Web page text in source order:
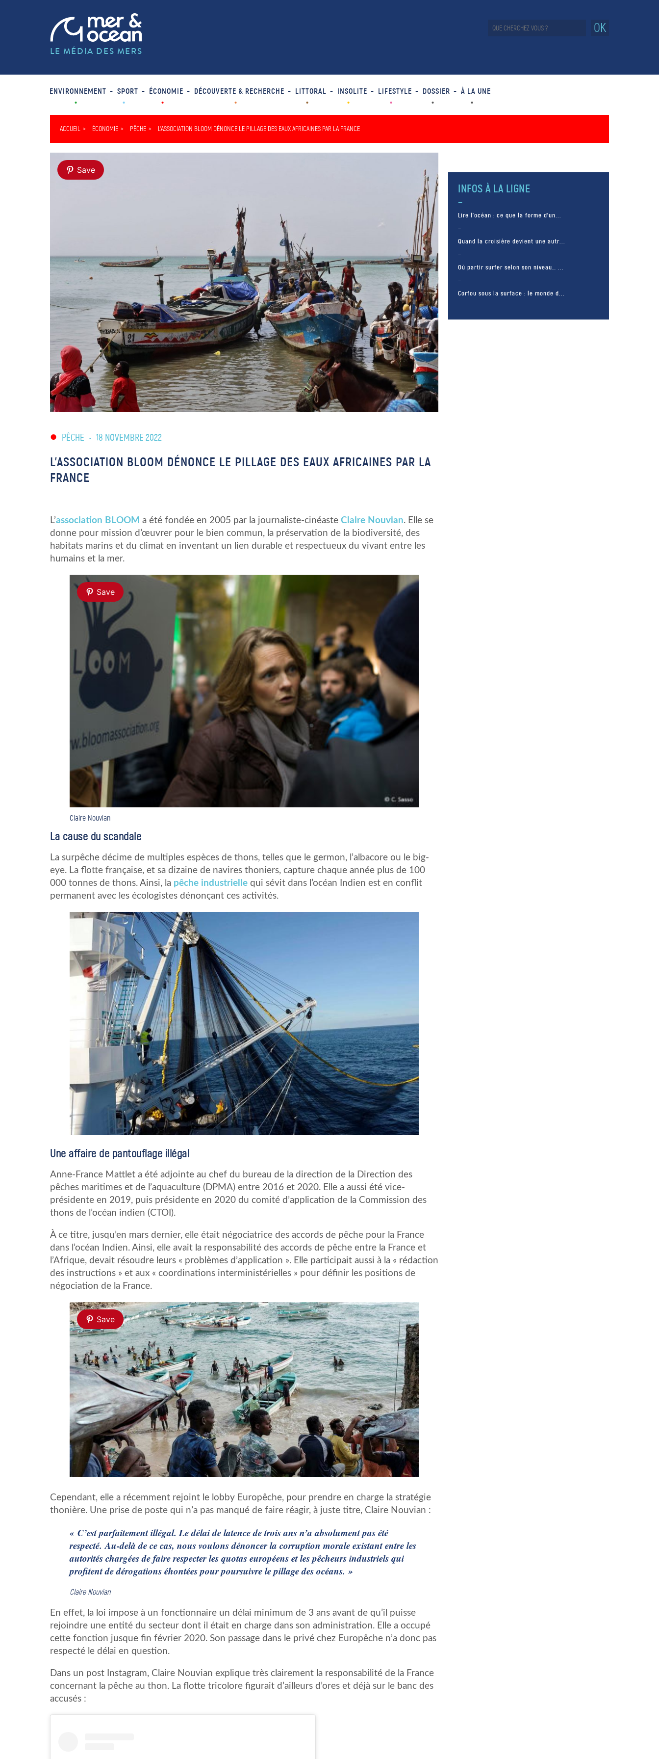
LE MÉDIA DES MERS
OK
ENVIRONNEMENT SPORT ÉCONOMIE DÉCOUVERTE & RECHERCHE LITTORAL INSOLITE LIFESTYLE DOSSIER À LA UNE
ACCUEIL ÉCONOMIE PÊCHE L’ASSOCIATION BLOOM DÉNONCE LE PILLAGE DES EAUX AFRICAINES PAR LA FRANCE
Save
PÊCHE • 18 NOVEMBRE 2022
L’ASSOCIATION BLOOM DÉNONCE LE PILLAGE DES EAUX AFRICAINES PAR LA
FRANCE
L’association BLOOM a été fondée en 2005 par la journaliste-cinéaste Claire Nouvian. Elle se
donne pour mission d’œuvrer pour le bien commun, la préservation de la biodiversité, des
habitats marins et du climat en inventant un lien durable et respectueux du vivant entre les
humains et la mer.
Save
Claire Nouvian
La cause du scandale
La surpêche décime de multiples espèces de thons, telles que le germon, l’albacore ou le big-
eye. La flotte française, et sa dizaine de navires thoniers, capture chaque année plus de 100
000 tonnes de thons. Ainsi, la pêche industrielle qui sévit dans l’océan Indien est en conflit
permanent avec les écologistes dénonçant ces activités.
Une affaire de pantouflage illégal
Anne-France Mattlet a été adjointe au chef du bureau de la direction de la Direction des
pêches maritimes et de l’aquaculture (DPMA) entre 2016 et 2020. Elle a aussi été vice-
présidente en 2019, puis présidente en 2020 du comité d’application de la Commission des
thons de l’océan indien (CTOI).
À ce titre, jusqu’en mars dernier, elle était négociatrice des accords de pêche pour la France
dans l’océan Indien. Ainsi, elle avait la responsabilité des accords de pêche entre la France et
l’Afrique, devait résoudre leurs « problèmes d’application ». Elle participait aussi à la « rédaction
des instructions » et aux « coordinations interministérielles » pour définir les positions de
négociation de la France.
Save
Cependant, elle a récemment rejoint le lobby Europêche, pour prendre en charge la stratégie
thonière. Une prise de poste qui n’a pas manqué de faire réagir, à juste titre, Claire Nouvian :
« C’est parfaitement illégal. Le délai de latence de trois ans n’a absolument pas été
respecté. Au-delà de ce cas, nous voulons dénoncer la corruption morale existant entre les
autorités chargées de faire respecter les quotas européens et les pêcheurs industriels qui
profitent de dérogations éhontées pour poursuivre le pillage des océans. »
Claire Nouvian
En effet, la loi impose à un fonctionnaire un délai minimum de 3 ans avant de qu’il puisse
rejoindre une entité du secteur dont il était en charge dans son administration. Elle a occupé
cette fonction jusque fin février 2020. Son passage dans le privé chez Europêche n’a donc pas
respecté le délai en question.
Dans un post Instagram, Claire Nouvian explique très clairement la responsabilité de la France
concernant la pêche au thon. La flotte tricolore figurait d’ailleurs d’ores et déjà sur le banc des
accusés :
INFOS À LA LIGNE
Lire l’océan : ce que la forme d’un...
Quand la croisière devient une autr...
Où partir surfer selon son niveau… ...
Corfou sous la surface : le monde d...